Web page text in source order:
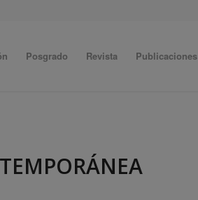
Posgrado Revista Publicaciones